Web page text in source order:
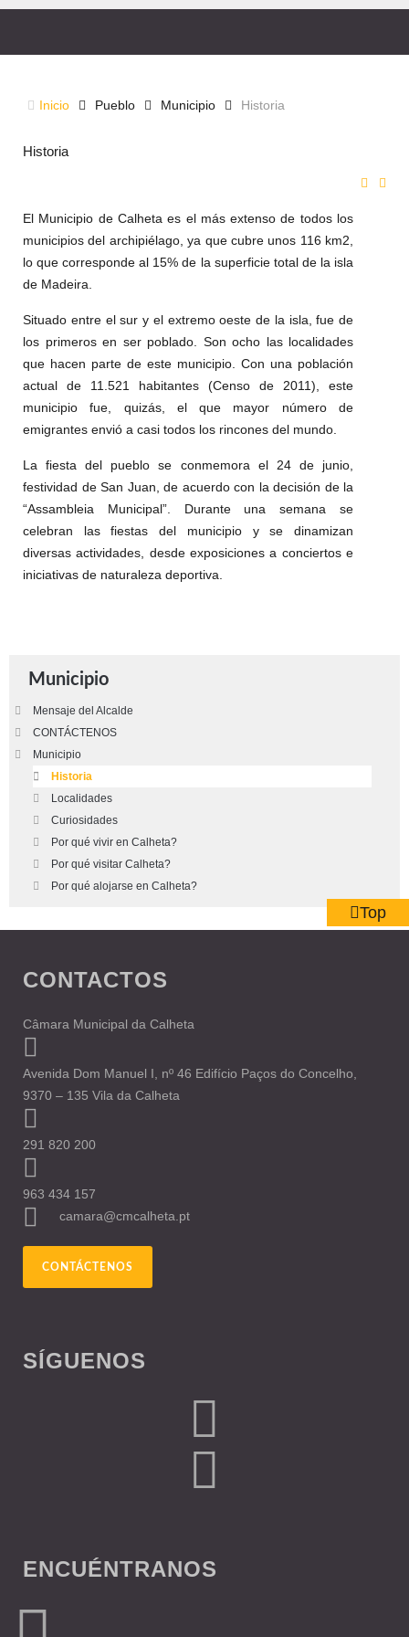
HISTORY
Inicio Pueblo Municipio Historia
Historia
El Municipio de Calheta es el más extenso de todos los
municipios del archipiélago, ya que cubre unos 116 km2,
lo que corresponde al 15% de la superficie total de la isla
de Madeira.
Situado entre el sur y el extremo oeste de la isla, fue de
los primeros en ser poblado. Son ocho las localidades
que hacen parte de este municipio. Con una población
actual de 11.521 habitantes (Censo de 2011), este
municipio fue, quizás, el que mayor número de
emigrantes envió a casi todos los rincones del mundo.
La fiesta del pueblo se conmemora el 24 de junio,
festividad de San Juan, de acuerdo con la decisión de la
“Assambleia Municipal”. Durante una semana se
celebran las fiestas del municipio y se dinamizan
diversas actividades, desde exposiciones a conciertos e
iniciativas de naturaleza deportiva.
Municipio
Mensaje del Alcalde
CONTÁCTENOS
Municipio
Historia
Localidades
Curiosidades
Por qué vivir en Calheta?
Por qué visitar Calheta?
Por qué alojarse en Calheta?
CONTACTOS
Câmara Municipal da Calheta
Avenida Dom Manuel I, nº 46 Edifício Paços do Concelho,
9370 – 135 Vila da Calheta
291 820 200
963 434 157
camara@cmcalheta.pt
CONTÁCTENOS
SÍGUENOS
ENCUÉNTRANOS
Top